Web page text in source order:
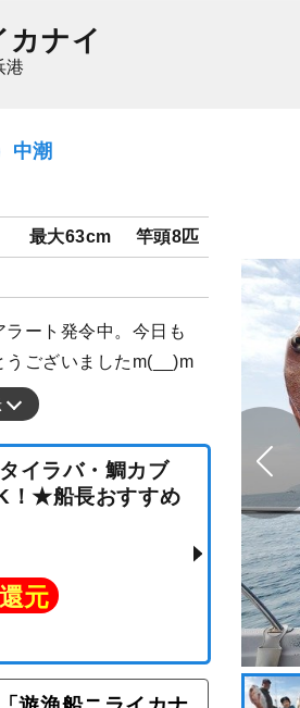
カナイ
港
中潮
最大63cm 竿頭8匹
ート発令中。今日も
ございましたm(__)m